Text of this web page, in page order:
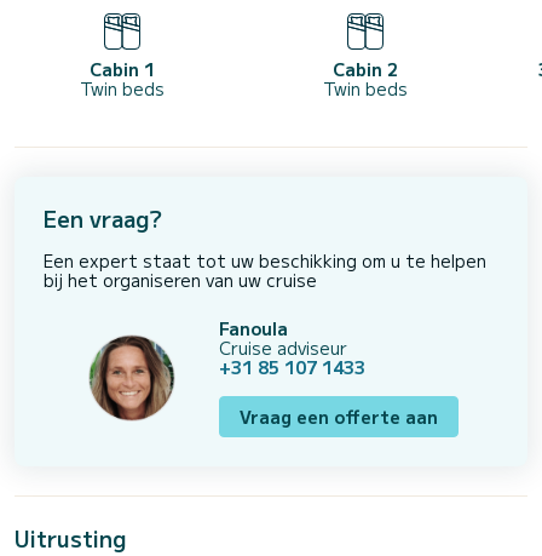
Cabin 1
Twin beds
Cabin 2
Twin beds
Een vraag?
Een expert staat tot uw beschikking om u te helpen
bij het organiseren van uw cruise
Fanoula
Cruise adviseur
+31 85 107 1433
Vraag een offerte aan
Uitrusting